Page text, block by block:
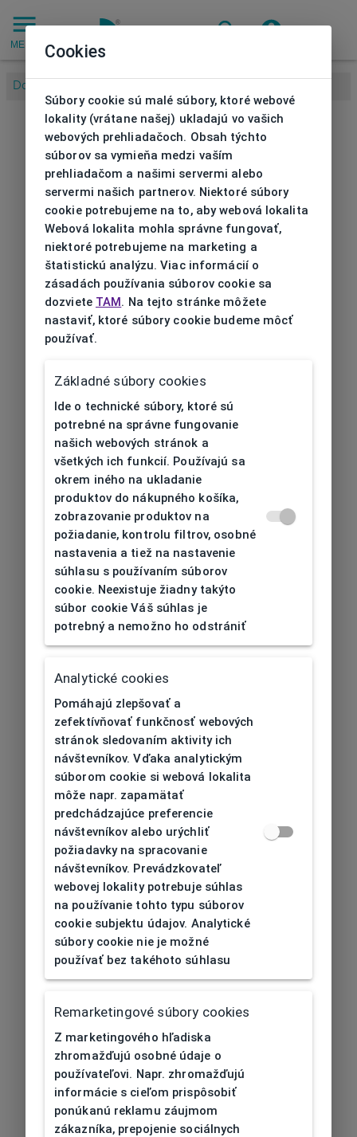
MENU
Domov
404| Nenájdené
Cookies
Súbory cookie sú malé súbory, ktoré webové
lokality (vrátane našej) ukladajú vo vašich
webových prehliadačoch. Obsah týchto
súborov sa vymieňa medzi vaším
prehliadačom a našimi servermi alebo
servermi našich partnerov. Niektoré súbory
cookie potrebujeme na to, aby webová lokalita
Webová lokalita mohla správne fungovať,
niektoré potrebujeme na marketing a
štatistickú analýzu. Viac informácií o
zásadách používania súborov cookie sa
dozviete TAM. Na tejto stránke môžete
nastaviť, ktoré súbory cookie budeme môcť
používať.
Základné súbory cookies
Ide o technické súbory, ktoré sú
potrebné na správne fungovanie
našich webových stránok a
všetkých ich funkcií. Používajú sa
okrem iného na ukladanie
produktov do nákupného košíka,
zobrazovanie produktov na
požiadanie, kontrolu filtrov, osobné
nastavenia a tiež na nastavenie
súhlasu s používaním súborov
cookie. Neexistuje žiadny takýto
súbor cookie Váš súhlas je
potrebný a nemožno ho odstrániť
Analytické cookies
Pomáhajú zlepšovať a
zefektívňovať funkčnosť webových
stránok sledovaním aktivity ich
návštevníkov. Vďaka analytickým
súborom cookie si webová lokalita
môže napr. zapamätať
predchádzajúce preferencie
návštevníkov alebo urýchliť
požiadavky na spracovanie
návštevníkov. Prevádzkovateľ
webovej lokality potrebuje súhlas
na používanie tohto typu súborov
cookie subjektu údajov. Analytické
súbory cookie nie je možné
používať bez takéhoto súhlasu
Remarketingové súbory cookies
Z marketingového hľadiska
zhromažďujú osobné údaje o
používateľovi. Napr. zhromažďujú
informácie s cieľom prispôsobiť
ponúkanú reklamu záujmom
zákazníka, prepojenie sociálnych